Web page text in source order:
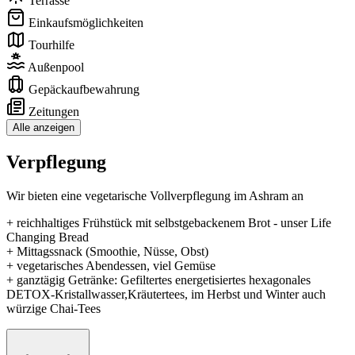
Einkaufsmöglichkeiten
Tourhilfe
Außenpool
Gepäckaufbewahrung
Zeitungen
Alle anzeigen
Verpflegung
Wir bieten eine vegetarische Vollverpflegung im Ashram an
+ reichhaltiges Frühstück mit selbstgebackenem Brot - unser Life
Changing Bread
+ Mittagssnack (Smoothie, Nüsse, Obst)
+ vegetarisches Abendessen, viel Gemüse
+ ganztägig Getränke: Gefiltertes energetisiertes hexagonales
DETOX-Kristallwasser,Kräutertees, im Herbst und Winter auch
würzige Chai-Tees